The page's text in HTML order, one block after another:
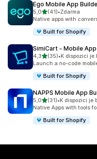
Ego Mobile App
5,0z 5 hvězd
(41)
Celkový počet recenzí: 41
•Zdarma
Native apps with
Built for Shopify
SimiCart ‑ Mobile
4,3z 5 hvězd
(35)
Celkový počet recenzí:
•K dispozici je
Launch a no-code
Built for Shopify
NAPPS Mobile App
5,0z 5 hvězd
(31)
Celkový počet recenzí:
•K dispozici je
Native Apps with tools
Built for Shopify